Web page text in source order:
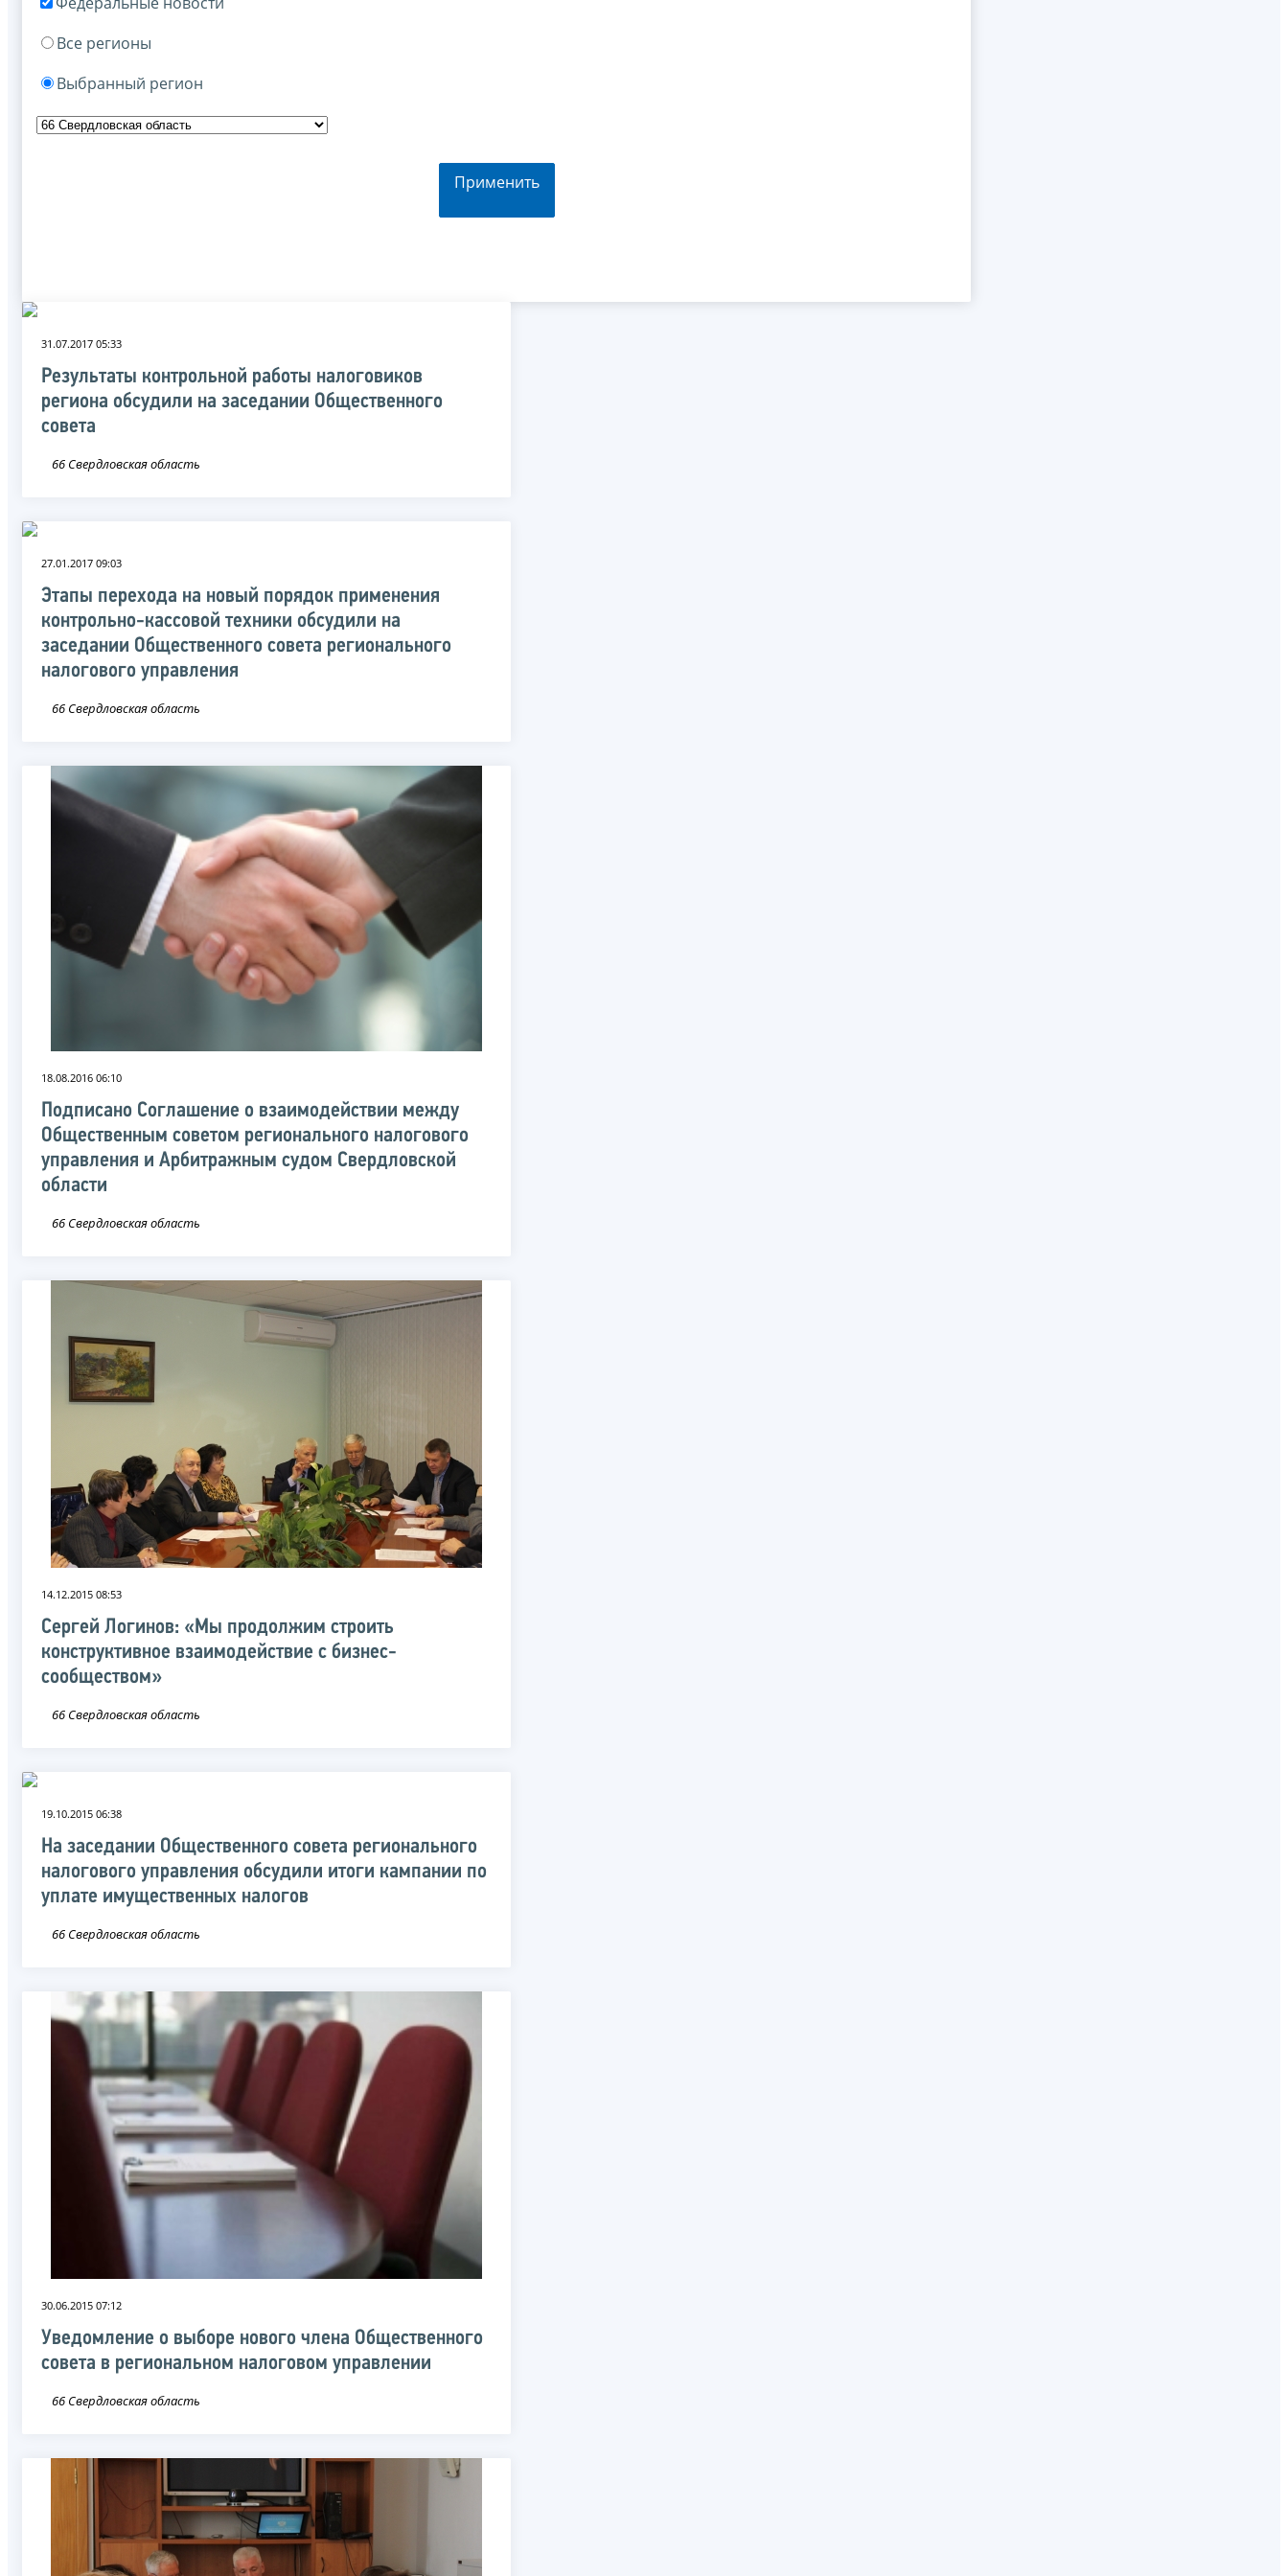
Все регионы
Выбранный регион
Применить
31.07.2017 05:33
Результаты контрольной работы налоговиков
региона обсудили на заседании Общественного
совета
66 Свердловская область
27.01.2017 09:03
Этапы перехода на новый порядок применения
контрольно-кассовой техники обсудили на
заседании Общественного совета регионального
налогового управления
66 Свердловская область
18.08.2016 06:10
Подписано Соглашение о взаимодействии между
Общественным советом регионального налогового
управления и Арбитражным судом Свердловской
области
66 Свердловская область
14.12.2015 08:53
Сергей Логинов: «Мы продолжим строить
конструктивное взаимодействие с бизнес-
сообществом»
66 Свердловская область
19.10.2015 06:38
На заседании Общественного совета регионального
налогового управления обсудили итоги кампании по
уплате имущественных налогов
66 Свердловская область
30.06.2015 07:12
Уведомление о выборе нового члена Общественного
совета в региональном налоговом управлении
66 Свердловская область